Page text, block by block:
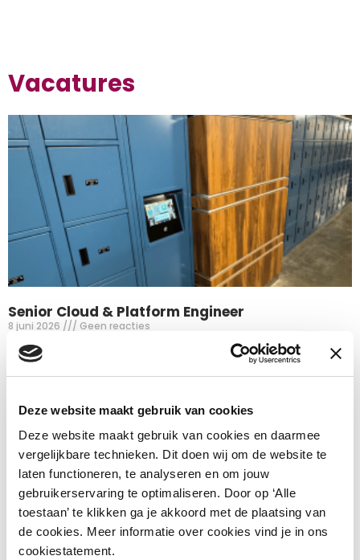
Deze website maakt gebruik van cookies
Deze website maakt gebruik van cookies en daarmee
vergelijkbare technieken. Dit doen wij om de website te
laten functioneren, te analyseren en om jouw
gebruikerservaring te optimaliseren. Door op ‘Alle
toestaan’ te klikken ga je akkoord met de plaatsing van
de cookies. Meer informatie over cookies vind je in ons
cookiestatement.
Vacatures
Senior Cloud & Platform Engineer
8 juni 2026 Geen reacties
Als Senior Cloud & Platform Engineer ben jij verantwoordelijk
voor de continuïteit, veiligheid en schaalbaarheid van het
Lees verder »